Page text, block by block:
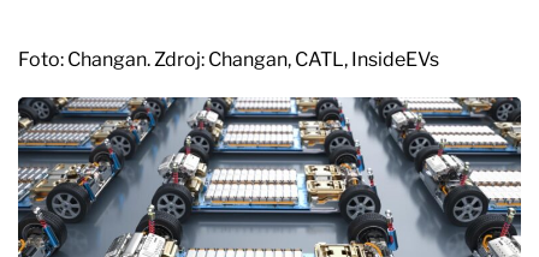
Foto: Changan. Zdroj: Changan, CATL, InsideEVs